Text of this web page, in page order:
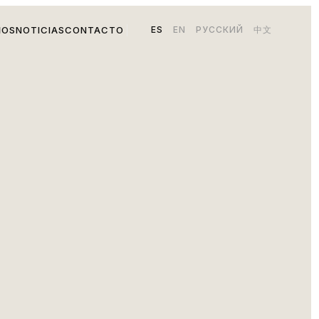
NOTICIASCONTACTO ES EN РУССКИЙ 中文